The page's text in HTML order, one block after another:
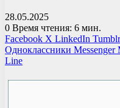
28.05.2025
0 Время чтения: 6 мин.
Facebook X LinkedIn Tumblr
Одноклассники Messenger
Line